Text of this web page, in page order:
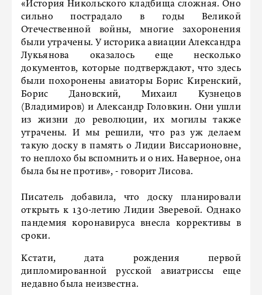
«История Никольского кладбища сложная. Оно
сильно пострадало в годы Великой
Отечественной войны, многие захоронения
были утрачены. У историка авиации Александра
Лукьянова оказалось еще несколько
документов, которые подтверждают, что здесь
были похоронены авиаторы Борис Киренский,
Борис Дановский, Михаил Кузнецов
(Владимиров) и Александр Головкин. Они ушли
из жизни до революции, их могилы также
утрачены. И мы решили, что раз уж делаем
такую доску в память о Лидии Виссарионовне,
то неплохо бы вспомнить и о них. Наверное, она
была бы не против», - говорит Лисова.
Писатель добавила, что доску планировали
открыть к 130-летию Лидии Зверевой. Однако
пандемия коронавируса внесла коррективы в
сроки.
Кстати, дата рождения первой
дипломированной русской авиатриссы еще
недавно была неизвестна.